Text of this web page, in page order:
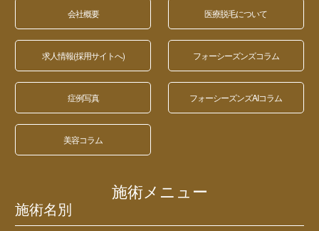
会社概要 医療脱毛について
求人情報(採用サイトへ) フォーシーズンズコラム
症例写真 フォーシーズンズAIコラム
美容コラム
施術メニュー
施術名別